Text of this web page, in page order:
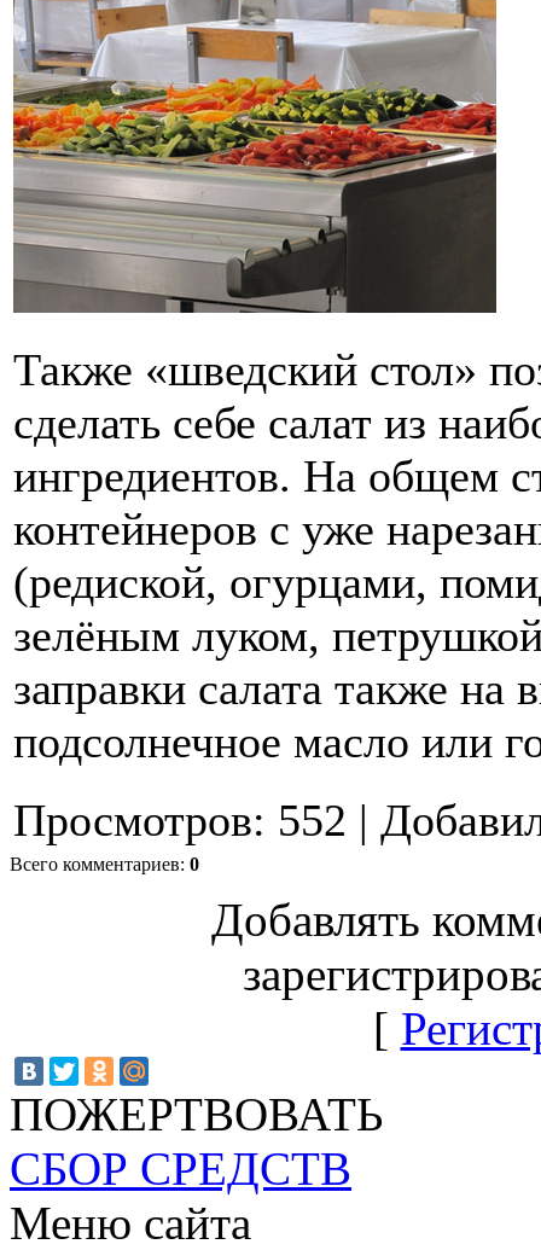
Также «шведский стол»
сделать себе салат из
ингредиентов. На общем
контейнеров с уже
(редиской, огурцами,
зелёным луком,
заправки салата также на
подсолнечное масло или
Просмотров: 552 |
Всего комментариев: 0
Добавлять
[
ПОЖЕРТВОВАТЬ
СБОР СРЕДСТВ
Меню сайта